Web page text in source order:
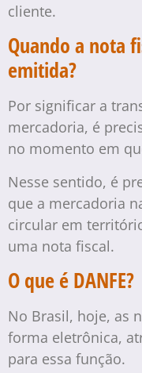
cliente.
Quando a nota
emitida?
Por significar a
mercadoria, é
no momento em
Nesse sentido, é
que a mercadoria
circular em
uma
O que é DANFE?
No Brasil, hoje, as
forma eletrônica,
para essa função.